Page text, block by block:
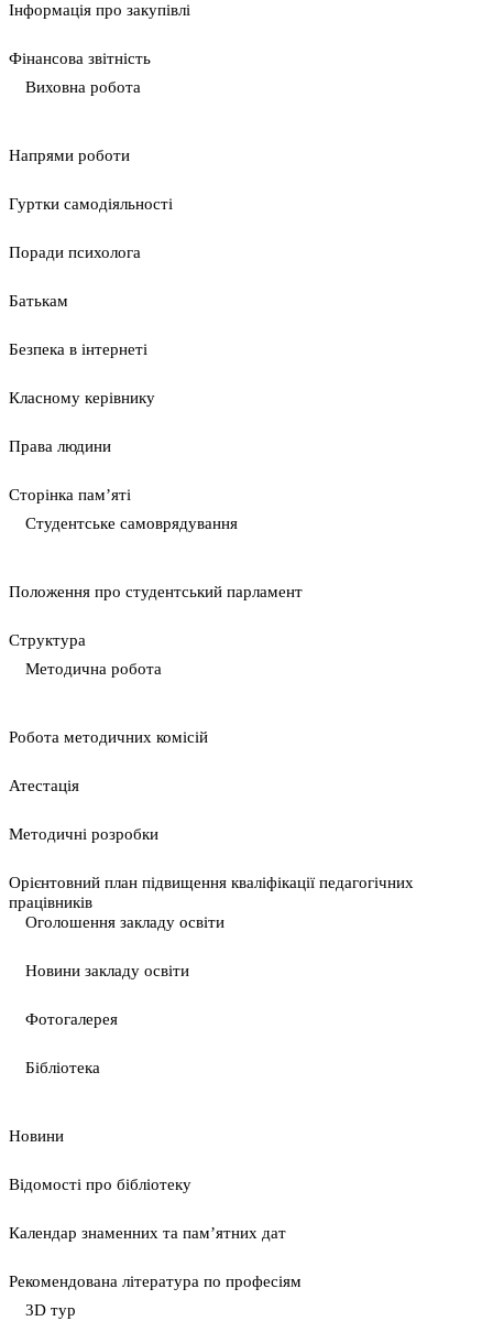
Інформація про закупівлі
Фінансова звітність
Виховна робота
Напрями роботи
Гуртки самодіяльності
Поради психолога
Батькам
Безпека в інтернеті
Класному керівнику
Права людини
Сторінка пам’яті
Студентське самоврядування
Положення про студентський парламент
Cтруктура
Методична робота
Pобота методичних комісій
Атестація
Методичні розробки
Орієнтовний план підвищення кваліфікації педагогічних
працівників
Оголошення закладу освіти
Новини закладу освіти
Фотогалерея
Бібліотека
Новини
Відомості про бібліотеку
Календар знаменних та пам’ятних дат
Рекомендована література по професіям
3D тур